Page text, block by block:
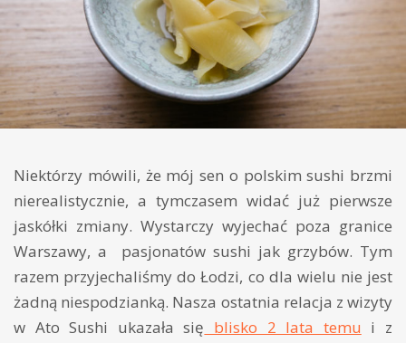
Niektórzy mówili, że mój sen o polskim sushi brzmi
nierealistycznie, a tymczasem widać już pierwsze
jaskółki zmiany. Wystarczy wyjechać poza granice
Warszawy, a pasjonatów sushi jak grzybów. Tym
razem przyjechaliśmy do Łodzi, co dla wielu nie jest
żadną niespodzianką. Nasza ostatnia relacja z wizyty
w Ato Sushi ukazała się blisko 2 lata temu i z